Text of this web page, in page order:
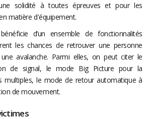
solidité à toutes épreuves et pour les
matière d'équipement.
d’un ensemble de fonctionnalités
les chances de retrouver une personne
avalanche. Parmi elles, on peut citer le
de signal, le mode Big Picture pour la
multiples, le mode de retour automatique à
de mouvement.